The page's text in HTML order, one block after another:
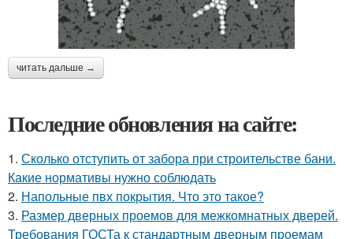
читать дальше →
Последние обновления на сайте:
1. Сколько отступить от забора при строительстве бани.
Какие нормативы нужно соблюдать
2. Напольные пвх покрытия. Что это такое?
3. Размер дверных проемов для межкомнатных дверей.
Требования ГОСТа к стандартным дверным проемам